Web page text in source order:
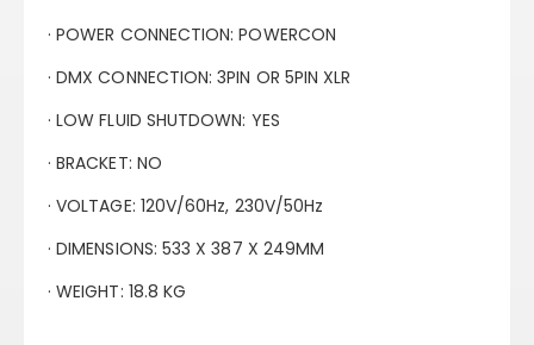
· POWER CONNECTION: POWERCON
· DMX CONNECTION: 3PIN OR 5PIN XLR
· LOW FLUID SHUTDOWN: YES
· BRACKET: NO
· VOLTAGE: 120V/60Hz, 230V/50Hz
· DIMENSIONS: 533 X 387 X 249MM
· WEIGHT: 18.8 KG